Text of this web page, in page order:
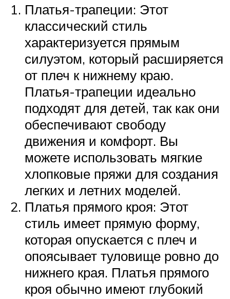
Платья-трапеции: Этот
классический стиль
характеризуется прямым
силуэтом, который расширяется
от плеч к нижнему краю.
Платья-трапеции идеально
подходят для детей, так как они
обеспечивают свободу
движения и комфорт. Вы
можете использовать мягкие
хлопковые пряжи для создания
легких и летних моделей.
Платья прямого кроя: Этот
стиль имеет прямую форму,
которая опускается с плеч и
опоясывает туловище ровно до
нижнего края. Платья прямого
кроя обычно имеют глубокий